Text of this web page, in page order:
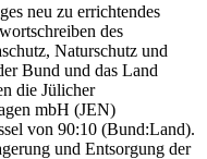
neu zu errichtendes
des
Naturschutz und
Bund und das Land
die Jülicher
mbH (JEN)
von 90:10 (Bund:Land).
und Entsorgung der